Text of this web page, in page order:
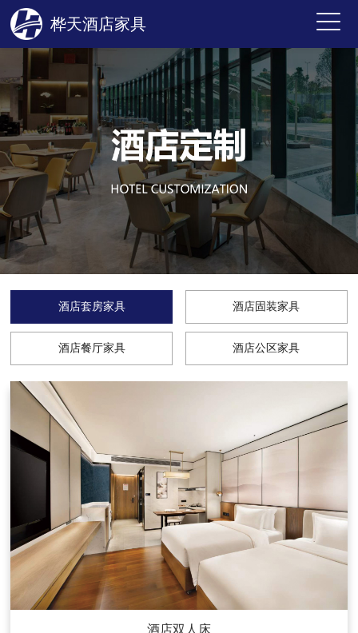
桦天酒店家具
酒店套房家具 酒店固装家具
酒店餐厅家具 酒店公区家具
酒店双人床